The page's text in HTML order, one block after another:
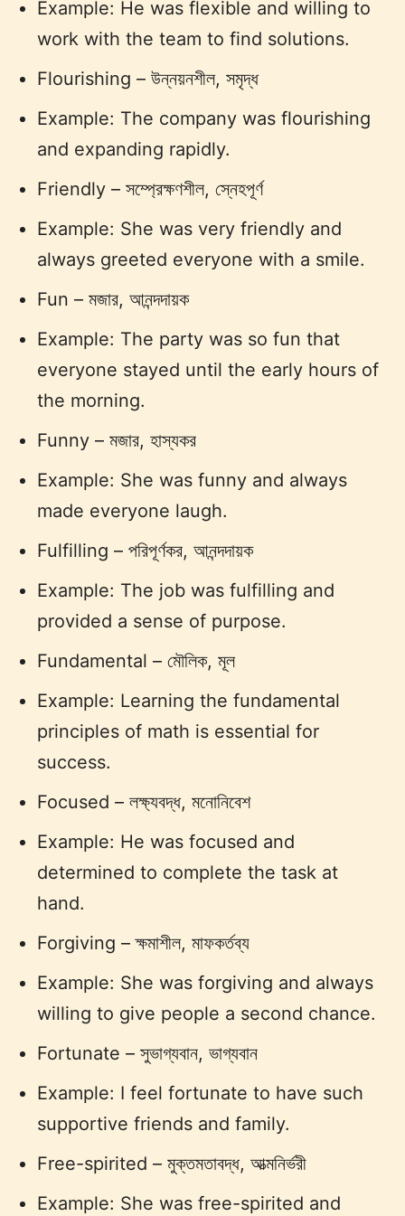
Example: He was flexible and willing to
work with the team to find solutions.
Flourishing – উন্নয়নশীল, সমৃদ্ধ
Example: The company was flourishing
and expanding rapidly.
Friendly – সম্প্রেক্ষণশীল, স্নেহপূর্ণ
Example: She was very friendly and
always greeted everyone with a smile.
Fun – মজার, আনন্দদায়ক
Example: The party was so fun that
everyone stayed until the early hours of
the morning.
Funny – মজার, হাস্যকর
Example: She was funny and always
made everyone laugh.
Fulfilling – পরিপূর্ণকর, আনন্দদায়ক
Example: The job was fulfilling and
provided a sense of purpose.
Fundamental – মৌলিক, মূল
Example: Learning the fundamental
principles of math is essential for
success.
Focused – লক্ষ্যবদ্ধ, মনোনিবেশ
Example: He was focused and
determined to complete the task at
hand.
Forgiving – ক্ষমাশীল, মাফকর্তব্য
Example: She was forgiving and always
willing to give people a second chance.
Fortunate – সুভাগ্যবান, ভাগ্যবান
Example: I feel fortunate to have such
supportive friends and family.
Free-spirited – মুক্তমতাবদ্ধ, আত্মনির্ভরী
Example: She was free-spirited and